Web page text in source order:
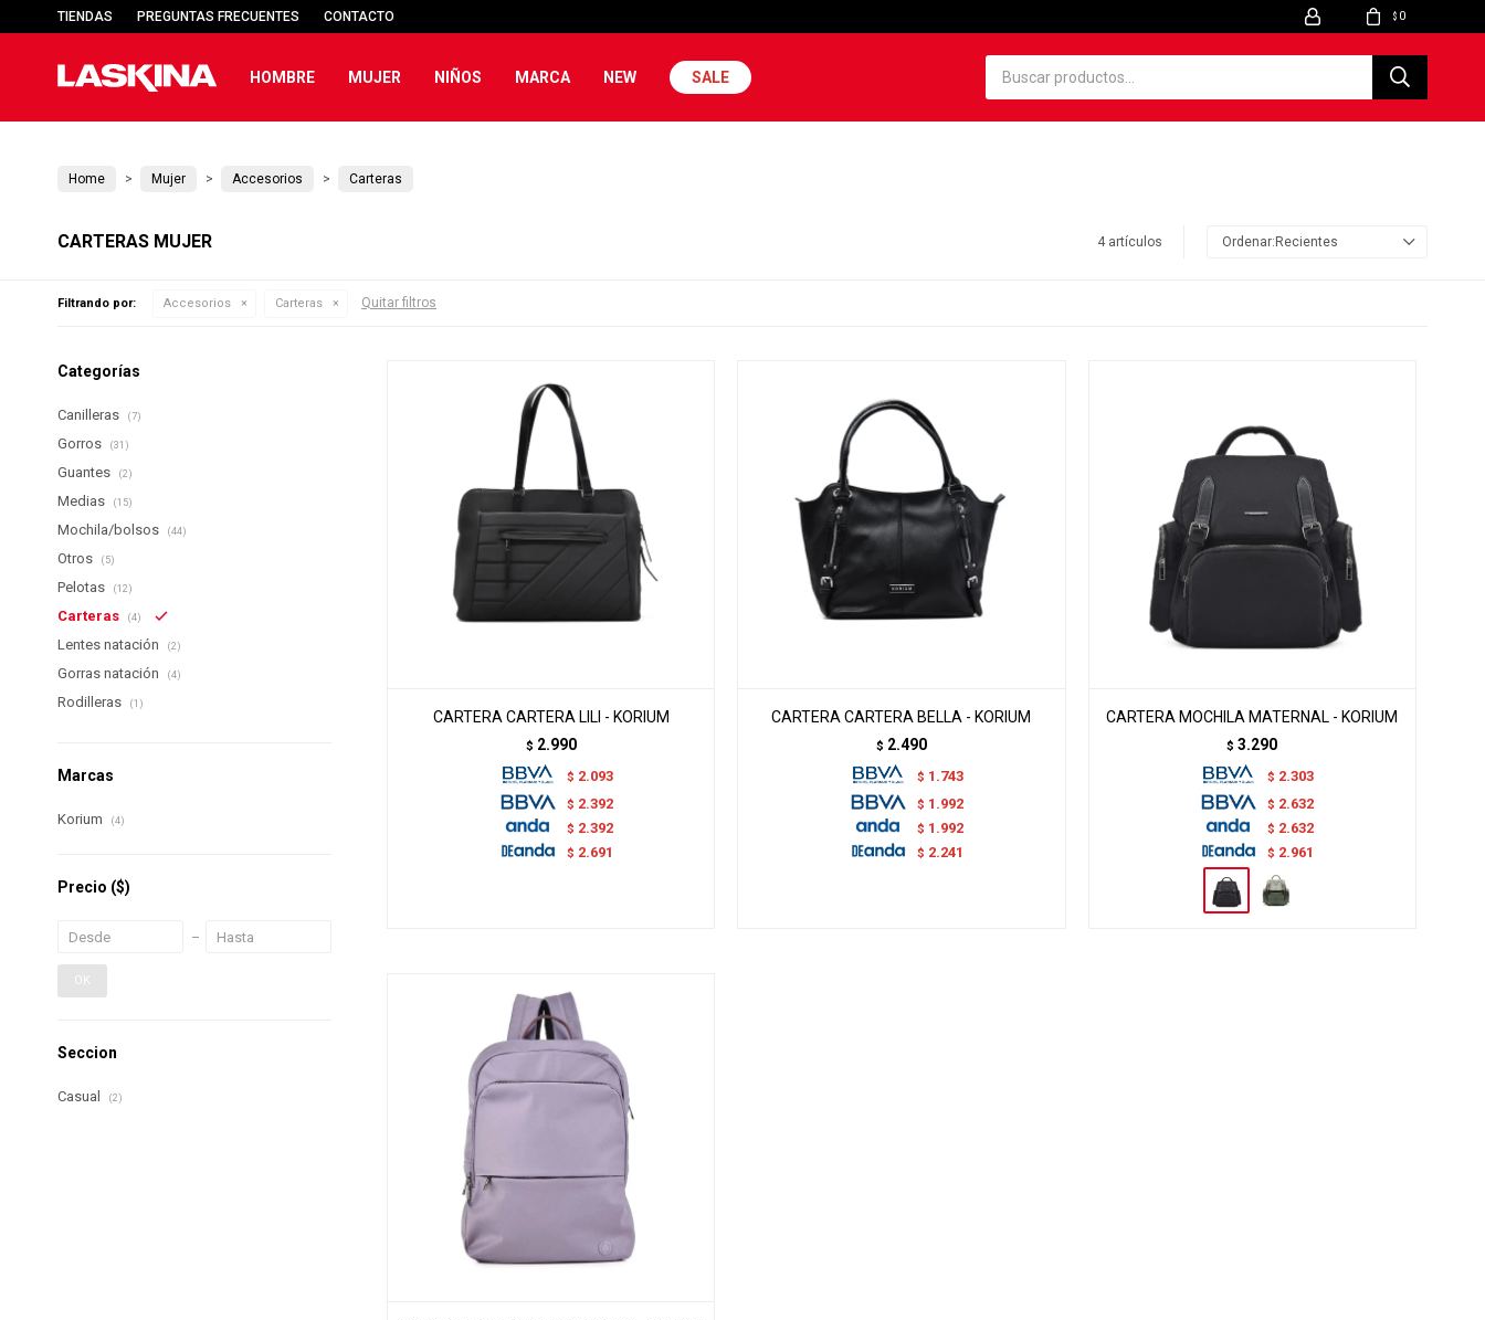
HOMBRE MUJER NIÑOS MARCA NEW SALE
$ 0
TIENDAS PREGUNTAS FRECUENTES CONTACTO
Home Mujer Accesorios Carteras
CARTERAS MUJER 4 artículos Recientes
Filtrando por: Accesorios Carteras Quitar filtros
CARTERA CARTERA LILI - KORIUM
$ 2.990
$ 2.093
$ 2.392
$ 2.392
$ 2.691
CARTERA CARTERA BELLA - KORIUM
$ 2.490
$ 1.743
$ 1.992
$ 1.992
$ 2.241
CARTERA MOCHILA MATERNAL - KORIUM
$ 3.290
$ 2.303
$ 2.632
$ 2.632
$ 2.961
Categorías
Canilleras (7)
Gorros (31)
Guantes (2)
Medias (15)
Mochila/bolsos (44)
Otros (5)
Pelotas (12)
Carteras (4)
Lentes natación (2)
Gorras natación (4)
Rodilleras (1)
Marcas
Korium (4)
Precio ($)
OK
Seccion
Casual (2)